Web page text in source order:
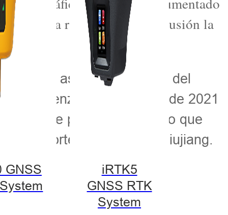
GNSS
iRTK5
GNSS RTK
System
de la ruta esperan con ilusión la
es una aspiración común del
comenzó en diciembre de 2021
de paso del canal, lo que
transporte fluvial del río Liujiang.